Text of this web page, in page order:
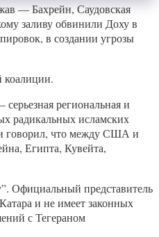
— Бахрейн, Саудовская
заливу обвинили Доху в
в создании угрозы
коалиции.
региональная и
радикальных исламских
говорил, что между США и
Египта, Кувейта,
Официальный представитель
и не имеет законных
с Тегераном